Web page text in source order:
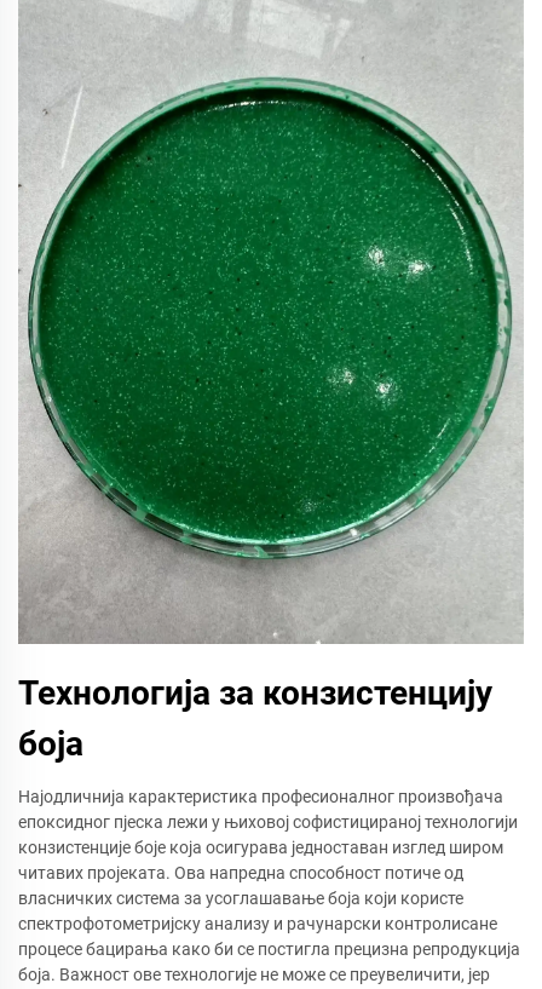
Технологија за конзистенцију
боја
Најодличнија карактеристика професионалног произвођача
епоксидног пјеска лежи у њиховој софистицираној технологији
конзистенције боје која осигурава једноставан изглед широм
читавих пројеката. Ова напредна способност потиче од
власничких система за усоглашавање боја који користе
спектрофотометријску анализу и рачунарски контролисане
процесе бацирања како би се постигла прецизна репродукција
боја. Важност ове технологије не може се преувеличити, јер